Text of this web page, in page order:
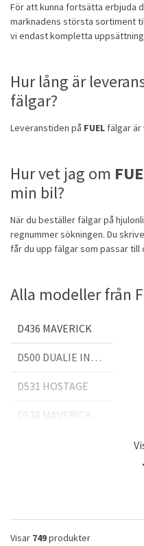
För att kunna fortsätta erbjuda
marknadens största sortiment
vi endast kompletta
Hur lång är
fälgar?
Leveranstiden på FUEL fälgar är
Hur vet jag om
min bil?
När du beställer fälgar på
regnummer sökningen. Du
får du upp fälgar som passar till
Alla modeller från
D436 MAVERICK
D500 DUALIE INNER
D531 HOSTAGE
D538 MAVERICK
Visar 749produkter